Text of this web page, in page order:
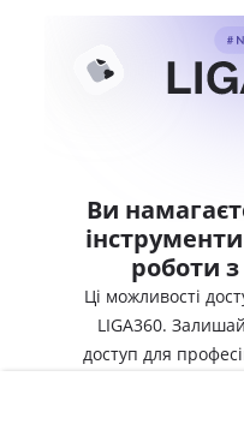
Ви
роботи
Ці можливості
LIGA360.
доступ для